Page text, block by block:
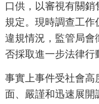
口供，以審視有關
規定。現時調查工
違規情況，監管局會
否採取進一步法律行
事實上事件受社會高
面、嚴謹和迅速展開